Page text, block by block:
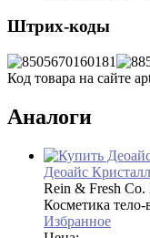
Штрих-коды
Код товара на сайте
Аналоги
Деоайс
Rein & Fresh Co.
Косметика
Избранное